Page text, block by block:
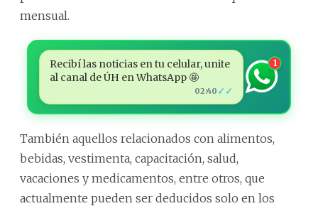
mensual.
Recibí las noticias en tu celular, unite
al canal de ÚH en WhatsApp 🤩
02:40 ✓✓
1
También aquellos relacionados con alimentos,
bebidas, vestimenta, capacitación, salud,
vacaciones y medicamentos, entre otros, que
actualmente pueden ser deducidos solo en los